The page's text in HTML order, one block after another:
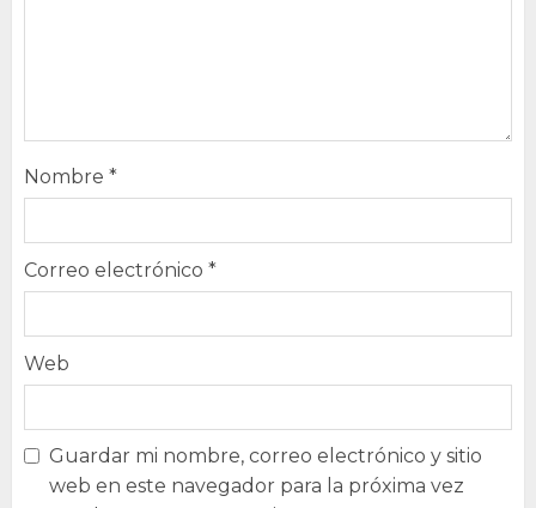
Nombre *
Correo electrónico *
Web
Guardar mi nombre, correo electrónico y sitio
web en este navegador para la próxima vez